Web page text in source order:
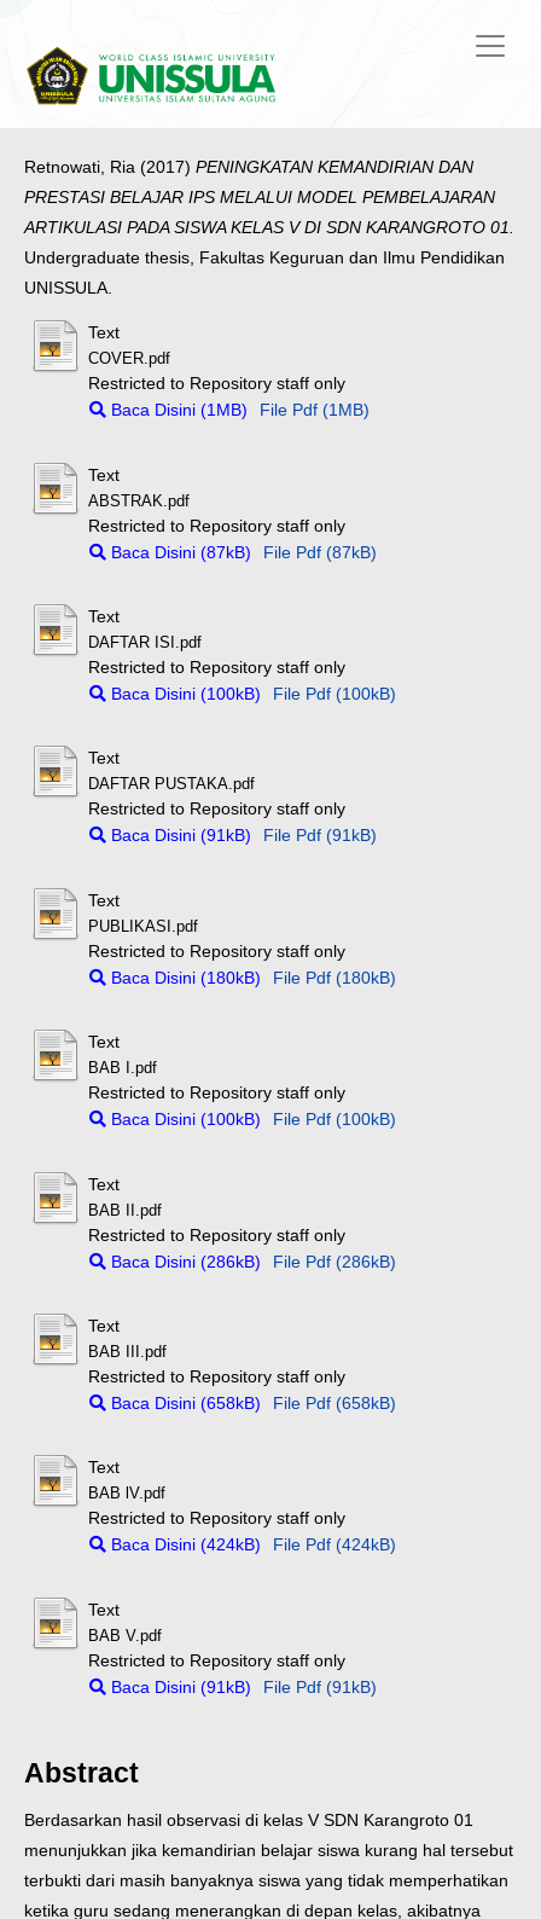
Retnowati, Ria (2017) PENINGKATAN KEMANDIRIAN DAN
PRESTASI BELAJAR IPS MELALUI MODEL PEMBELAJARAN
ARTIKULASI PADA SISWA KELAS V DI SDN KARANGROTO 01.
Undergraduate thesis, Fakultas Keguruan dan Ilmu Pendidikan
UNISSULA.
Text
COVER.pdf
Restricted to Repository staff only
Baca Disini (1MB)
File Pdf (1MB)
Text
ABSTRAK.pdf
Restricted to Repository staff only
Baca Disini (87kB)
File Pdf (87kB)
Text
DAFTAR ISI.pdf
Restricted to Repository staff only
Baca Disini (100kB)
File Pdf (100kB)
Text
DAFTAR PUSTAKA.pdf
Restricted to Repository staff only
Baca Disini (91kB)
File Pdf (91kB)
Text
PUBLIKASI.pdf
Restricted to Repository staff only
Baca Disini (180kB)
File Pdf (180kB)
Text
BAB I.pdf
Restricted to Repository staff only
Baca Disini (100kB)
File Pdf (100kB)
Text
BAB II.pdf
Restricted to Repository staff only
Baca Disini (286kB)
File Pdf (286kB)
Text
BAB III.pdf
Restricted to Repository staff only
Baca Disini (658kB)
File Pdf (658kB)
Text
BAB lV.pdf
Restricted to Repository staff only
Baca Disini (424kB)
File Pdf (424kB)
Text
BAB V.pdf
Restricted to Repository staff only
Baca Disini (91kB)
File Pdf (91kB)
Abstract
Berdasarkan hasil observasi di kelas V SDN Karangroto 01
menunjukkan jika kemandirian belajar siswa kurang hal tersebut
terbukti dari masih banyaknya siswa yang tidak memperhatikan
ketika guru sedang menerangkan di depan kelas, akibatnya